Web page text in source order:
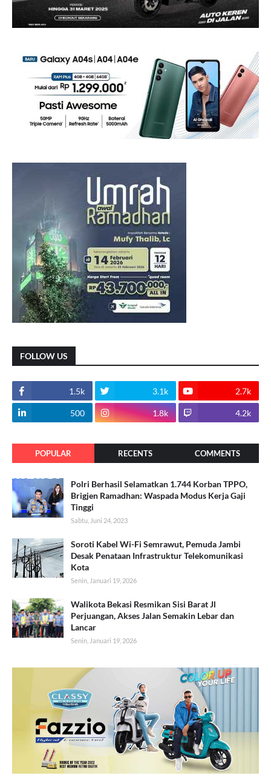
FOLLOW US
1.5k 3.1k 2.7k
500 1.8k 4.2k
POPULAR RECENTS COMMENTS
Polri Berhasil Selamatkan 1.744 Korban TPPO,
Brigjen Ramadhan: Waspada Modus Kerja Gaji
Tinggi
Sabtu, Juni 24, 2023
Soroti Kabel Wi-Fi Semrawut, Pemuda Jambi
Desak Penataan Infrastruktur Telekomunikasi
Kota
Senin, Januari 19, 2026
Walikota Bekasi Resmikan Sisi Barat Jl
Perjuangan, Akses Jalan Semakin Lebar dan
Lancar
Senin, Januari 19, 2026